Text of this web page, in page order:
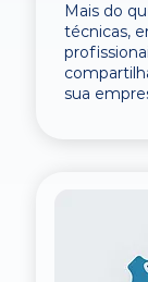
Mais do
técnicas,
sua